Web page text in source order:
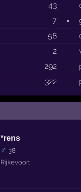
43
·
7
×
58
·
2
·
292
·
322
·
*rens
♂ 38
Rijkevoort